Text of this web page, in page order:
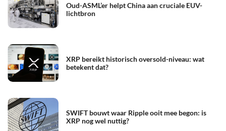
Oud-ASML’er helpt China aan cruciale EUV-
lichtbron
XRP bereikt historisch oversold-niveau: wat
betekent dat?
SWIFT bouwt waar Ripple ooit mee begon: is
XRP nog wel nuttig?